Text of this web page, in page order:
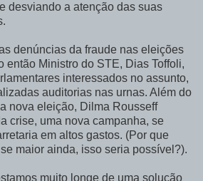
desviando a atenção das suas
denúncias da fraude nas eleições
então Ministro do STE, Dias Toffoli,
interessados no assunto,
auditorias nas urnas. Além do
nova eleição, Dilma Rousseff
crise, uma nova campanha, se
em altos gastos. (Por que
maior ainda, isso seria possível?).
muito longe de uma solução